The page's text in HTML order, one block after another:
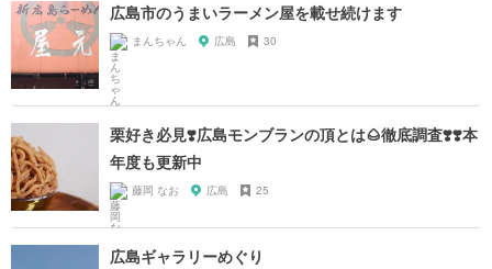
広島市のうまいラーメン屋を載せ続けます
まんちゃん 広島 30
栗好き必見❣️広島モンブランの頂とは🌰徹底調査❣️❣️本
年度も更新中
藤岡 なお 広島 25
広島ギャラリーめぐり